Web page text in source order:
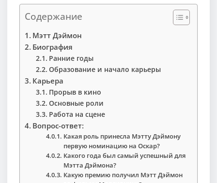
Содержание
Мэтт Дэймон
Биография
Ранние годы
Образование и начало карьеры
Карьера
Прорыв в кино
Основные роли
Работа на сцене
Вопрос-ответ:
Какая роль принесла Мэтту Дэймону
первую номинацию на Оскар?
Какого года был самый успешный для
Мэтта Дэймона?
Какую премию получил Мэтт Дэймон